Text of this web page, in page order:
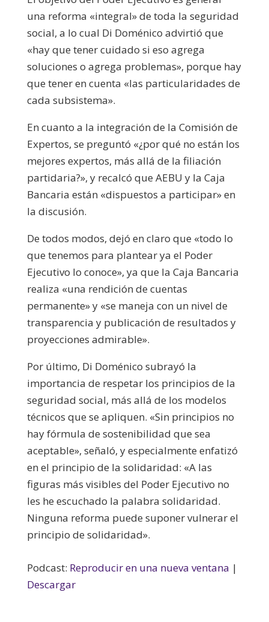
una reforma «integral» de toda la seguridad
social, a lo cual Di Doménico advirtió que
«hay que tener cuidado si eso agrega
soluciones o agrega problemas», porque hay
que tener en cuenta «las particularidades de
cada subsistema».
En cuanto a la integración de la Comisión de
Expertos, se preguntó «¿por qué no están los
mejores expertos, más allá de la filiación
partidaria?», y recalcó que AEBU y la Caja
Bancaria están «dispuestos a participar» en
la discusión.
De todos modos, dejó en claro que «todo lo
que tenemos para plantear ya el Poder
Ejecutivo lo conoce», ya que la Caja Bancaria
realiza «una rendición de cuentas
permanente» y «se maneja con un nivel de
transparencia y publicación de resultados y
proyecciones admirable».
Por último, Di Doménico subrayó la
importancia de respetar los principios de la
seguridad social, más allá de los modelos
técnicos que se apliquen. «Sin principios no
hay fórmula de sostenibilidad que sea
aceptable», señaló, y especialmente enfatizó
en el principio de la solidaridad: «A las
figuras más visibles del Poder Ejecutivo no
les he escuchado la palabra solidaridad.
Ninguna reforma puede suponer vulnerar el
principio de solidaridad».
Podcast: Reproducir en una nueva ventana |
Descargar